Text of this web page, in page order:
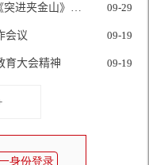
09-29
会议 09-19
育大会精神 09-19